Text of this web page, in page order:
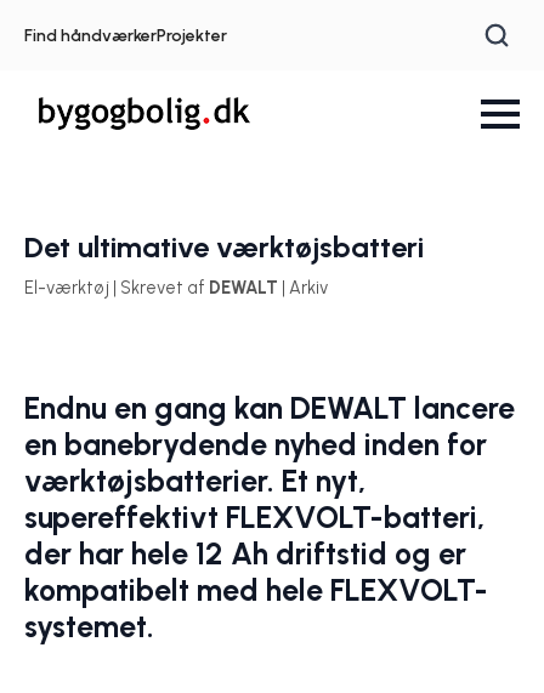
Find håndværkerProjekter
Det ultimative værktøjsbatteri
El-værktøj | Skrevet af DEWALT | Arkiv
Endnu en gang kan DEWALT lancere
en banebrydende nyhed inden for
værktøjsbatterier. Et nyt,
supereffektivt FLEXVOLT-batteri,
der har hele 12 Ah driftstid og er
kompatibelt med hele FLEXVOLT-
systemet.